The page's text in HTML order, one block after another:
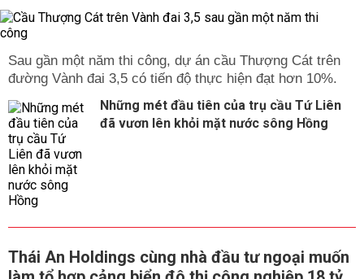
Sau gần một năm thi công, dự án cầu Thượng Cát trên
đường Vành đai 3,5 có tiến độ thực hiện đạt hơn 10%.
Những mét đầu tiên của trụ cầu Tứ Liên
đã vươn lên khỏi mặt nước sông Hồng
Thái An Holdings cùng nhà đầu tư ngoại muốn